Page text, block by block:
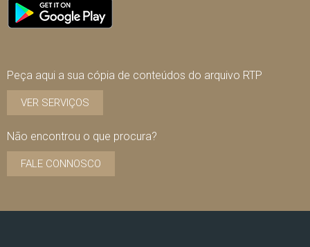
Peça aqui a sua cópia de conteúdos do arquivo RTP
VER SERVIÇOS
Não encontrou o que procura?
FALE CONNOSCO